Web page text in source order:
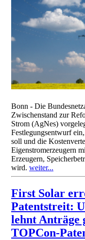
Bonn - Die
Zwischenstand zur
Strom (AgNes)
Festlegungsentwurf
soll und die
Eigenstromerzeugern
Erzeugern,
wird. weiter...
First Solar
Patentstreit:
lehnt Anträge
TOPCon-